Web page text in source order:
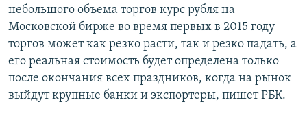
небольшого объема торгов курс рубля на
Московской бирже во время первых в 2015 году
торгов может как резко расти, так и резко падать, а
его реальная стоимость будет определена только
после окончания всех праздников, когда на рынок
выйдут крупные банки и экспортеры, пишет РБК.